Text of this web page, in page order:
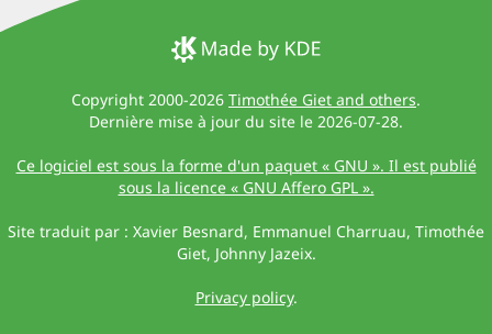
Copyright 2000-2026 Timothée Giet and others.
Dernière mise à jour du site le 2026-07-28.
Ce logiciel est sous la forme d'un paquet « GNU ». Il est publié
sous la licence « GNU Affero GPL ».
Site traduit par : Xavier Besnard, Emmanuel Charruau, Timothée
Giet, Johnny Jazeix.
Privacy policy.